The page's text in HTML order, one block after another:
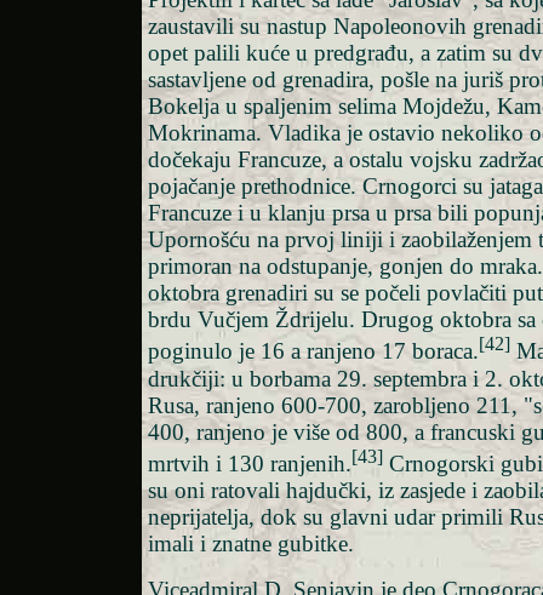
zaustavili su nastup Napoleonovih
opet palili kuće u predgrađu, a zatim su
sastavljene od grenadira, pošle na juriš
Bokelja u spaljenim selima Mojdežu,
Mokrinama. Vladika je ostavio nekoliko
dočekaju Francuze, a ostalu vojsku
pojačanje prethodnice. Crnogorci su
Francuze i u klanju prsa u prsa bili
Upornošću na prvoj liniji i zaobilaženjem
primoran na odstupanje, gonjen do
oktobra grenadiri su se počeli povlačiti
brdu Vučjem Ždrijelu. Drugog oktobra sa
poginulo je 16 a ranjeno 17 boraca.[42]
drukčiji: u borbama 29. septembra i 2.
Rusa, ranjeno 600-700, zarobljeno 211,
400, ranjeno je više od 800, a francuski
mrtvih i 130 ranjenih.[43] Crnogorski
su oni ratovali hajdučki, iz zasjede i
neprijatelja, dok su glavni udar primili
imali i znatne gubitke.
Viceadmiral D. Senjavin je deo